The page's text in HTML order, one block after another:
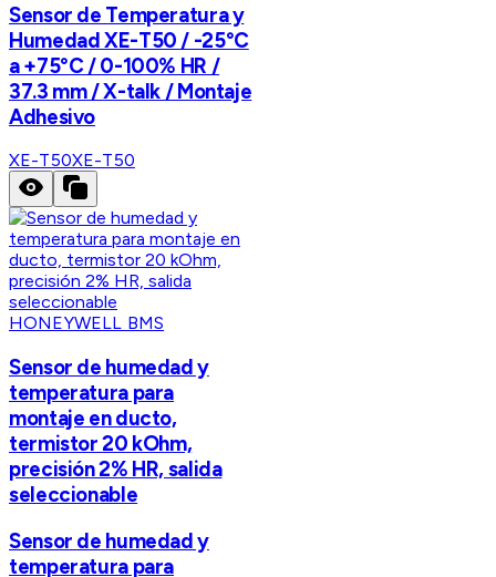
Sensor de Temperatura y
Humedad XE-T50 / -25°C
a +75°C / 0-100% HR /
37.3 mm / X-talk / Montaje
Adhesivo
XE-T50XE-T50
HONEYWELL BMS
Sensor de humedad y
temperatura para
montaje en ducto,
termistor 20 kOhm,
precisión 2% HR, salida
seleccionable
Sensor de humedad y
temperatura para